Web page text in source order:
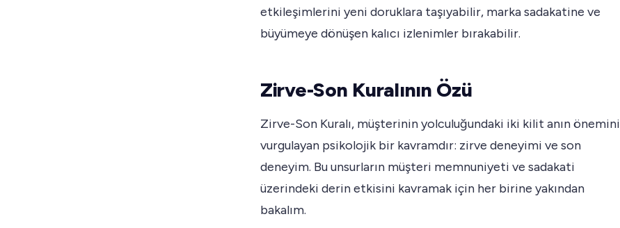
etkileşimlerini yeni doruklara taşıyabilir, marka sadakatine ve
büyümeye dönüşen kalıcı izlenimler bırakabilir.
Zirve-Son Kuralının Özü
Zirve-Son Kuralı, müşterinin yolculuğundaki iki kilit anın önemini
vurgulayan psikolojik bir kavramdır: zirve deneyimi ve son
deneyim. Bu unsurların müşteri memnuniyeti ve sadakati
üzerindeki derin etkisini kavramak için her birine yakından
bakalım.